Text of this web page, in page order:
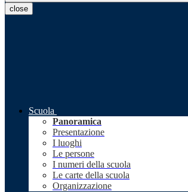
close
Scuola
Panoramica
Presentazione
I luoghi
Le persone
I numeri della scuola
Le carte della scuola
Organizzazione